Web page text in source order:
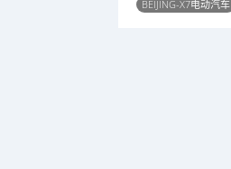
BEIJING-X7电动汽车